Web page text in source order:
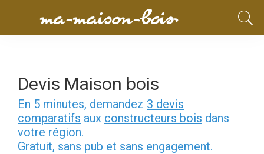
Devis Maison bois
En 5 minutes, demandez 3 devis
comparatifs aux constructeurs bois dans
votre région.
Gratuit, sans pub et sans engagement.